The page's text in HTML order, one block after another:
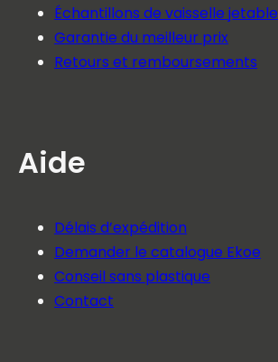
Échantillons de vaisselle jetable
Garantie du meilleur prix
Retours et remboursements
Aide
Délais d’expédition
Demander le catalogue Ekoe
Conseil sans plastique
Contact